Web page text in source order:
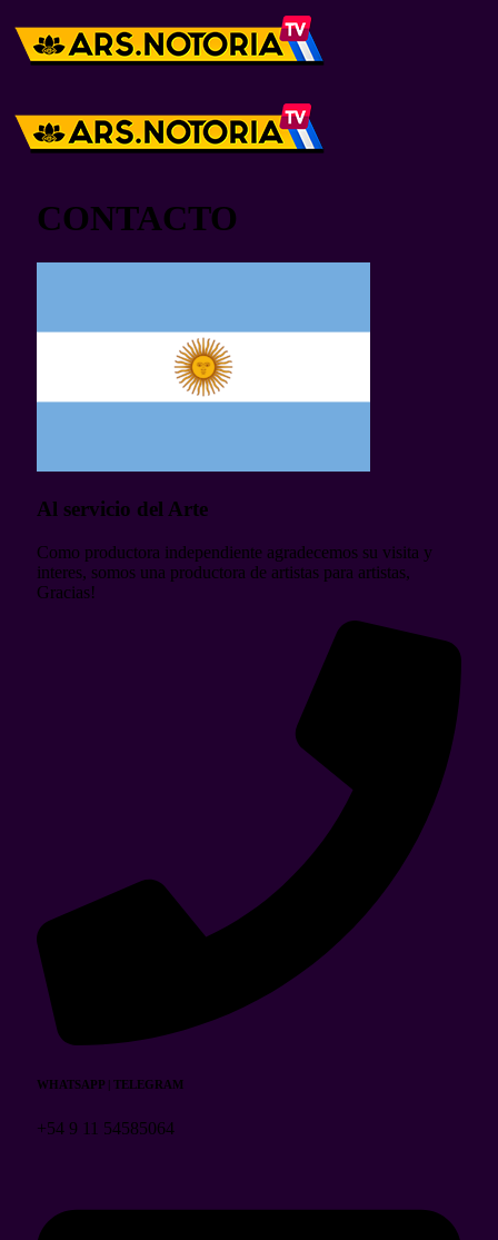
CONTACTO
Al servicio del Arte
Como productora independiente agradecemos su visita y
interes, somos una productora de artistas para artistas,
Gracias!
WHATSAPP | TELEGRAM
+54 9 11 54585064